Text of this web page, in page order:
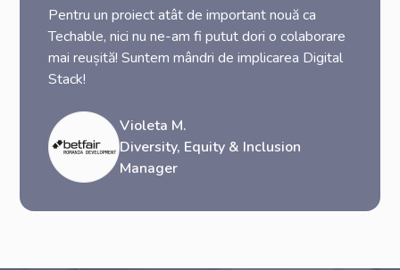
Pentru un proiect atât de important nouă ca
Techable, nici nu ne-am fi putut dori o colaborare
mai reușită! Suntem mândri de implicarea Digital
Stack!
Violeta M.
Diversity, Equity & Inclusion
Manager